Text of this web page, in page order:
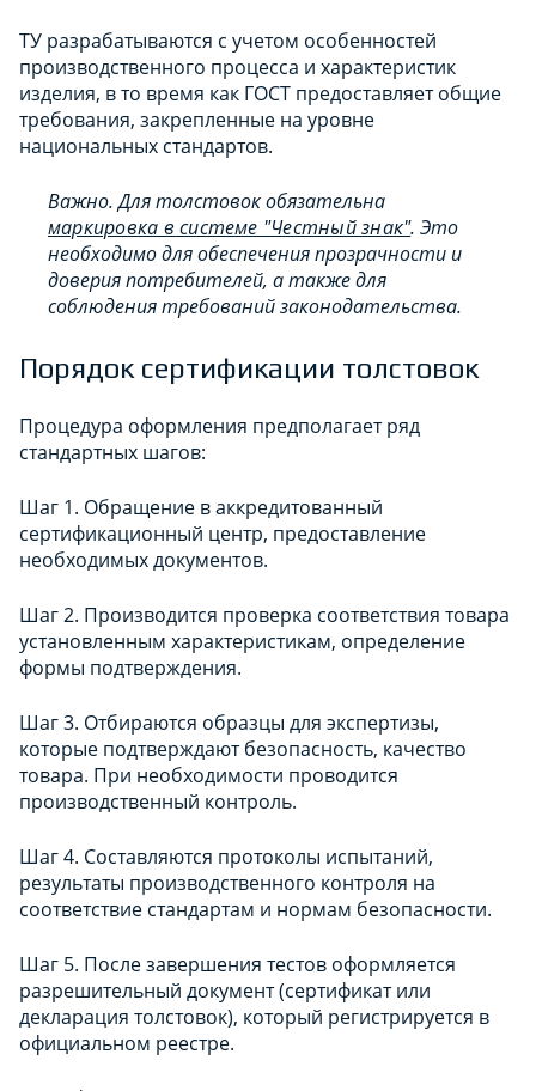
ТУ разрабатываются с учетом особенностей
производственного процесса и характеристик
изделия, в то время как ГОСТ предоставляет общие
требования, закрепленные на уровне
национальных стандартов.
Важно. Для толстовок обязательна
маркировка в системе "Честный знак". Это
необходимо для обеспечения прозрачности и
доверия потребителей, а также для
соблюдения требований законодательства.
Порядок сертификации толстовок
Процедура оформления предполагает ряд
стандартных шагов:
Шаг 1. Обращение в аккредитованный
сертификационный центр, предоставление
необходимых документов.
Шаг 2. Производится проверка соответствия товара
установленным характеристикам, определение
формы подтверждения.
Шаг 3. Отбираются образцы для экспертизы,
которые подтверждают безопасность, качество
товара. При необходимости проводится
производственный контроль.
Шаг 4. Составляются протоколы испытаний,
результаты производственного контроля на
соответствие стандартам и нормам безопасности.
Шаг 5. После завершения тестов оформляется
разрешительный документ (сертификат или
декларация толстовок), который регистрируется в
официальном реестре.